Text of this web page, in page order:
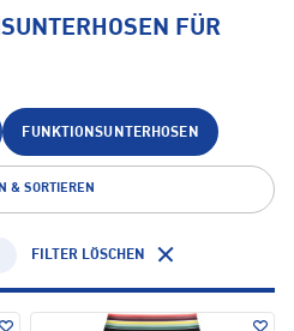
FÜR
FUNKTIONSUNTERHOSEN
& SORTIEREN
FILTER LÖSCHEN